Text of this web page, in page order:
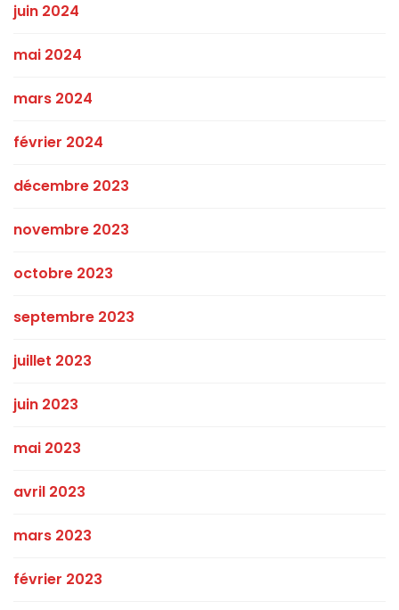
juin 2024
mai 2024
mars 2024
février 2024
décembre 2023
novembre 2023
octobre 2023
septembre 2023
juillet 2023
juin 2023
mai 2023
avril 2023
mars 2023
février 2023